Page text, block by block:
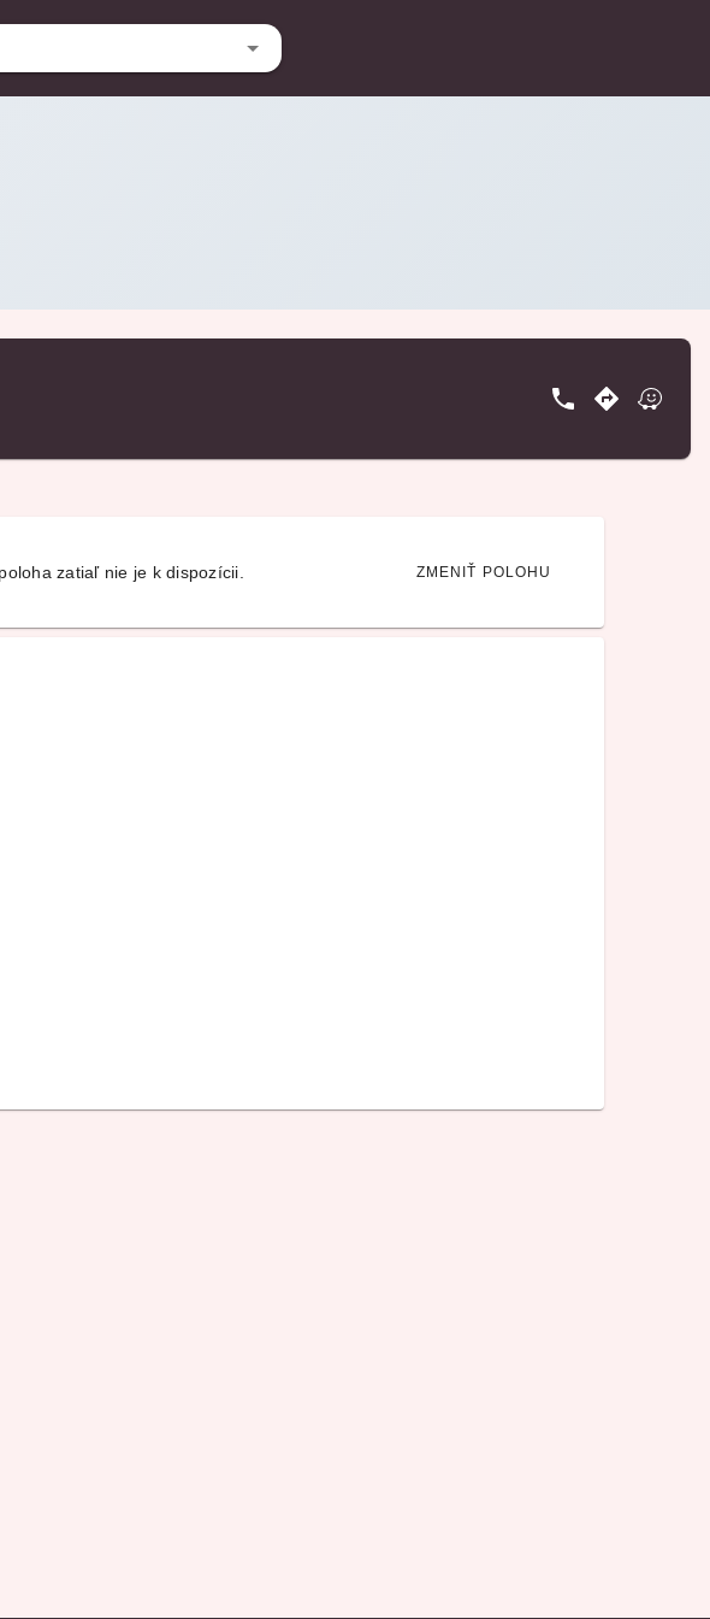
zatiaľ nie je k dispozícii. ZMENIŤ POLOHU